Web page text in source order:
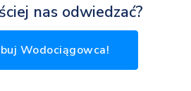
nas odwiedzać?
Wodociągowca!